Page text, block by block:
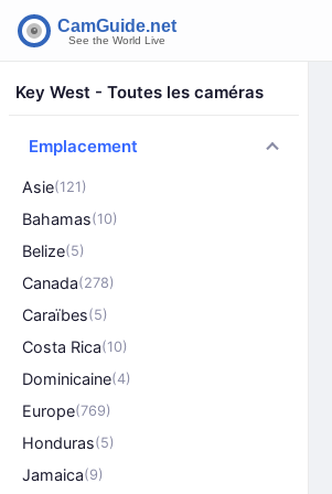
Key West - Toutes les caméras
Emplacement
Asie(121)
Bahamas(10)
Belize(5)
Canada(278)
Caraïbes(5)
Costa Rica(10)
Dominicaine(4)
Europe(769)
Honduras(5)
Jamaica(9)